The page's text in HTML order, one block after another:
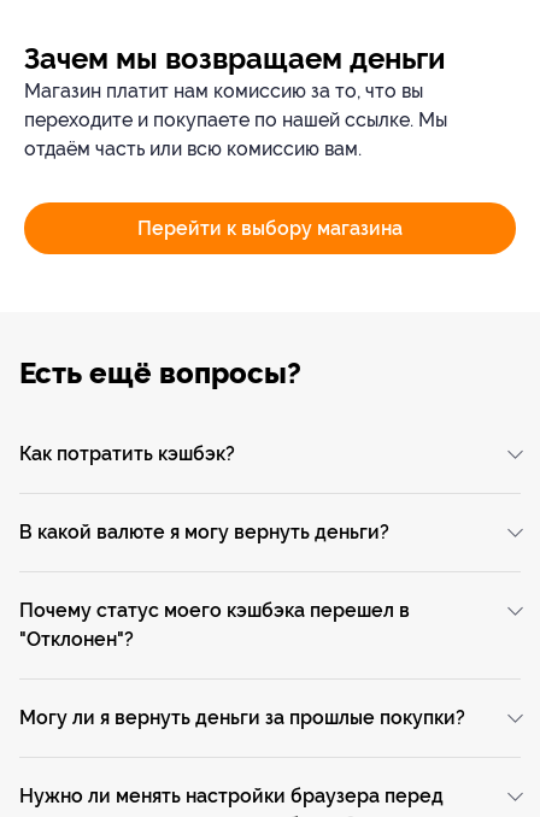
Зачем мы возвращаем деньги
Магазин платит нам комиссию за то, что вы
переходите и покупаете по нашей ссылке. Мы
отдаём часть или всю комиссию вам.
Перейти к выбору магазина
Есть ещё вопросы?
Как потратить кэшбэк?
При возврате средств вы принимаетеусловия
использования сервиса «ЮMoney»
В какой валюте я могу вернуть деньги?
Почему статус моего кэшбэка перешел в
"Отклонен"?
Могу ли я вернуть деньги за прошлые покупки?
раздела кэшбэк. Таким образом, получить кэшбэк за
Нужно ли менять настройки браузера перед